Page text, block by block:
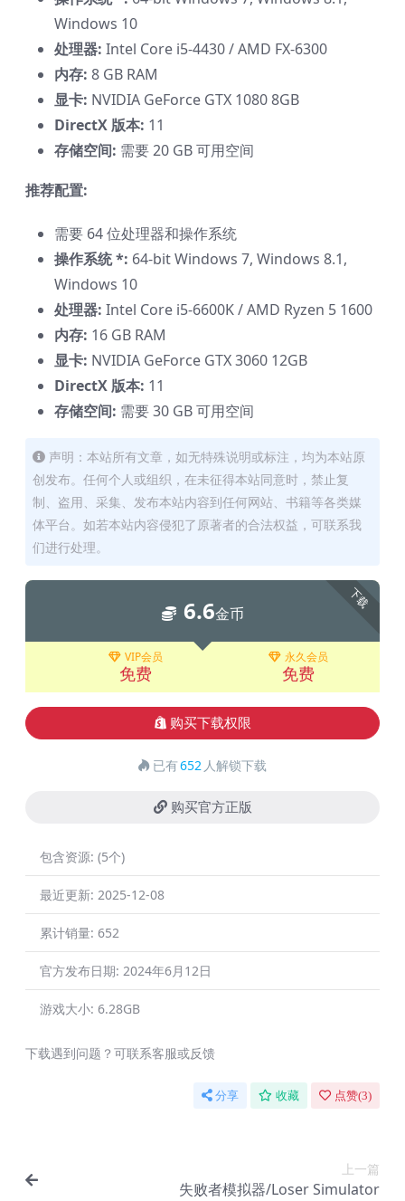
Windows 10
处理器: Intel Core i5-4430 / AMD FX-6300
内存: 8 GB RAM
显卡: NVIDIA GeForce GTX 1080 8GB
DirectX 版本: 11
存储空间: 需要 20 GB 可用空间
推荐配置:
需要 64 位处理器和操作系统
操作系统 *: 64-bit Windows 7, Windows 8.1,
Windows 10
处理器: Intel Core i5-6600K / AMD Ryzen 5 1600
内存: 16 GB RAM
显卡: NVIDIA GeForce GTX 3060 12GB
DirectX 版本: 11
存储空间: 需要 30 GB 可用空间
声明：本站所有文章，如无特殊说明或标注，均为本站原
创发布。任何个人或组织，在未征得本站同意时，禁止复
制、盗用、采集、发布本站内容到任何网站、书籍等各类媒
体平台。如若本站内容侵犯了原著者的合法权益，可联系我
们进行处理。
下载
6.6金币
VIP会员
免费
永久会员
免费
购买下载权限
已有652 人解锁下载
购买官方正版
包含资源: (5个)
最近更新: 2025-12-08
累计销量: 652
官方发布日期: 2024年6月12日
游戏大小: 6.28GB
下载遇到问题？可联系客服或反馈
分享 收藏 点赞(3)
上一篇
失败者模拟器/Loser Simulator